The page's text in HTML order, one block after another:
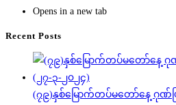
Opens in a new tab
Recent Posts
(၇၉)နှစ်မြောက်တပ်မတော်နေ့ ဂုဏ်ပ